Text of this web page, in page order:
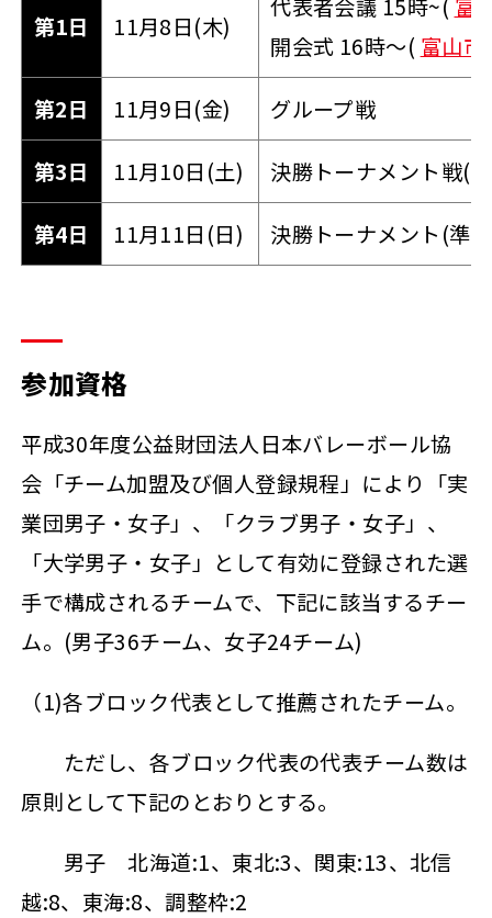
第1日 11月8日(木)
代表者会議 15時~( 富
開会式 16時～( 富山市
第2日 11月9日(金) グループ戦
第3日 11月10日(土) 決勝トーナメント戦
第4日 11月11日(日) 決勝トーナメント(準
参加資格
平成30年度公益財団法人日本バレーボール協
会「チーム加盟及び個人登録規程」により「実
業団男子・女子」、「クラブ男子・女子」、
「大学男子・女子」として有効に登録された選
手で構成されるチームで、下記に該当するチー
ム。(男子36チーム、女子24チーム)
（1)各ブロック代表として推薦されたチーム。
ただし、各ブロック代表の代表チーム数は
原則として下記のとおりとする。
男子 北海道:1、東北:3、関東:13、北信
越:8、東海:8、調整枠:2